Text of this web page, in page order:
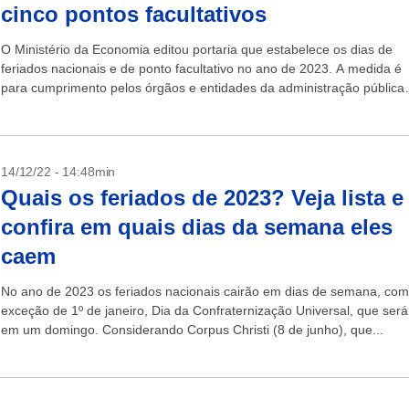
cinco pontos facultativos
O Ministério da Economia editou portaria que estabelece os dias de
feriados nacionais e de ponto facultativo no ano de 2023. A medida é
para cumprimento pelos órgãos e entidades da administração pública
14/12/22 - 14:48min
Quais os feriados de 2023? Veja lista e
confira em quais dias da semana eles
caem
No ano de 2023 os feriados nacionais cairão em dias de semana, com
exceção de 1º de janeiro, Dia da Confraternização Universal, que será
em um domingo. Considerando Corpus Christi (8 de junho), que...